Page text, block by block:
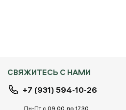
СВЯЖИТЕСЬ С НАМИ
+7 (931) 594-10-26
Пн-Пт с 09.00 до 17.30